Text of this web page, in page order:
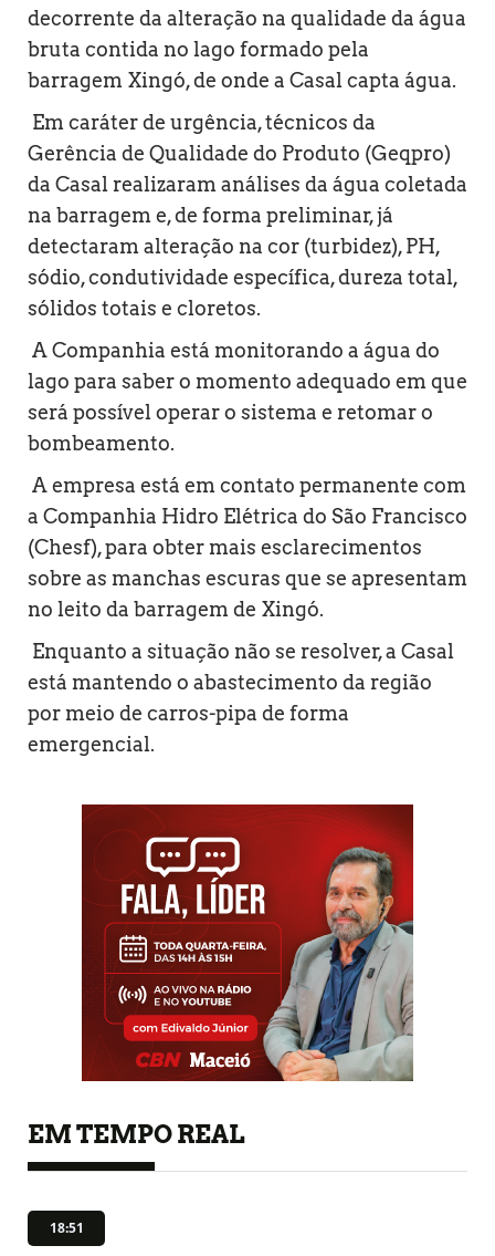
decorrente da alteração na qualidade da água
bruta contida no lago formado pela
barragem Xingó, de onde a Casal capta água.
Em caráter de urgência, técnicos da
Gerência de Qualidade do Produto (Geqpro)
da Casal realizaram análises da água coletada
na barragem e, de forma preliminar, já
detectaram alteração na cor (turbidez), PH,
sódio, condutividade específica, dureza total,
sólidos totais e cloretos.
A Companhia está monitorando a água do
lago para saber o momento adequado em que
será possível operar o sistema e retomar o
bombeamento.
A empresa está em contato permanente com
a Companhia Hidro Elétrica do São Francisco
(Chesf), para obter mais esclarecimentos
sobre as manchas escuras que se apresentam
no leito da barragem de Xingó.
Enquanto a situação não se resolver, a Casal
está mantendo o abastecimento da região
por meio de carros-pipa de forma
emergencial.
EM TEMPO REAL
18:51